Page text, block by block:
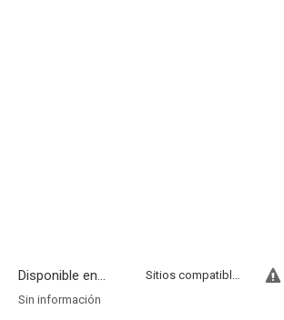
Disponible en...
Sitios compatibles
Sin información